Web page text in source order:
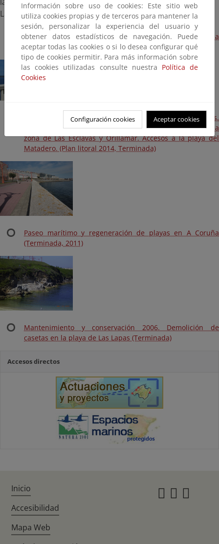
Actuación en el paseo marítimo entre el Aquárium y la
playa de As Lapas (Terminada, 2016)
Paseo marítimo. Averías en el paseo y pavimentos.
Reparación de pavimento y muro del paseo marítimo en la
zona de Las Esclavas y Orillamar. Accesos a la playa del
Matadero. (Plan litoral 2014, Terminada)
Paseo marítimo y regeneración de playas en A Coruña
(Terminada, 2011)
Mantenimiento y conservación 2006. Demolición de
casetas en la playa de Las Lapas (Terminada)
Accesos directos
Información sobre uso de cookies: Este sitio web
utiliza cookies propias y de terceros para mantener la
sesión, personalizar la experiencia del usuario y
obtener datos estadísticos de navegación. Puede
aceptar todas las cookies o si lo desea configurar qué
tipo de cookies permitir. Para más información sobre
las cookies utilizadas consulte nuestra Política de
Cookies
Configuración cookies Aceptar cookies
Inicio
Accesibilidad
Mapa Web